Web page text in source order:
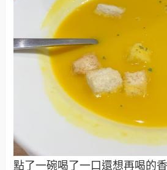
點了一碗喝了一口還想再喝的